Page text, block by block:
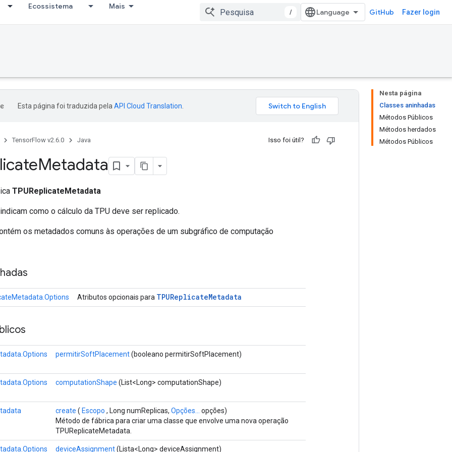
Ecossistema Mais
/ GitHub Fazer login
Nesta página
Classes aninhadas
Métodos Públicos
Métodos herdados
Métodos Públicos
Esta página foi traduzida pela API Cloud Translation
TensorFlow v2.6.0 Java Isso foi útil?
Metadata
TPUReplicateMetadata
como o cálculo da TPU deve ser replicado.
os metadados comuns às operações de um subgráfico de computação
Atributos opcionais para TPUReplicateMetadata
permitirSoftPlacement(booleano permitirSoftPlacement)
computationShape (List<Long> computationShape)
create ( Escopo , Long numReplicas, Opções...
opções)
Método de fábrica para criar uma classe que envolve uma nova operação
TPUReplicateMetadata.
deviceAssignment(Lista<Long> deviceAssignment)